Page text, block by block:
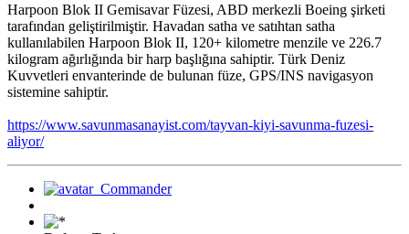
Harpoon Blok II Gemisavar Füzesi, ABD merkezli Boeing şirketi
tarafından geliştirilmiştir. Havadan satha ve satıhtan satha
kullanılabilen Harpoon Blok II, 120+ kilometre menzile ve 226.7
kilogram ağırlığında bir harp başlığına sahiptir. Türk Deniz
Kuvvetleri envanterinde de bulunan füze, GPS/INS navigasyon
sistemine sahiptir.
https://www.savunmasanayist.com/tayvan-kiyi-savunma-fuzesi-
aliyor/